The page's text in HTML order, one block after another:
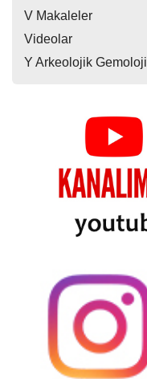
V Makaleler
Videolar
Y Arkeolojik Gemoloji